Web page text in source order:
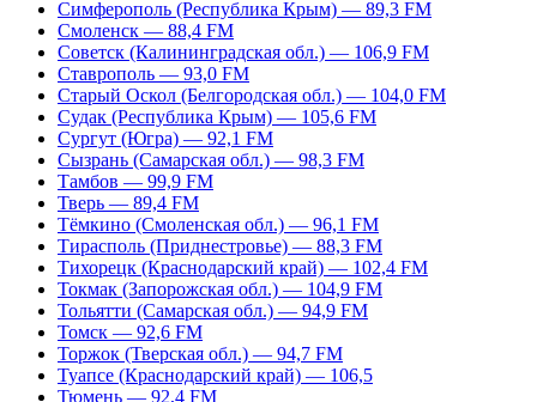
Симферополь (Республика Крым) — 89,3 FM
Смоленск — 88,4 FM
Советск (Калининградская обл.) — 106,9 FM
Ставрополь — 93,0 FM
Старый Оскол (Белгородская обл.) — 104,0 FM
Судак (Республика Крым) — 105,6 FM
Сургут (Югра) — 92,1 FM
Сызрань (Самарская обл.) — 98,3 FM
Тамбов — 99,9 FM
Тверь — 89,4 FM
Тёмкино (Смоленская обл.) — 96,1 FM
Тирасполь (Приднестровье) — 88,3 FM
Тихорецк (Краснодарский край) — 102,4 FM
Токмак (Запорожская обл.) — 104,9 FM
Тольятти (Самарская обл.) — 94,9 FM
Томск — 92,6 FM
Торжок (Тверская обл.) — 94,7 FM
Туапсе (Краснодарский край) — 106,5
Тюмень — 92,4 FM